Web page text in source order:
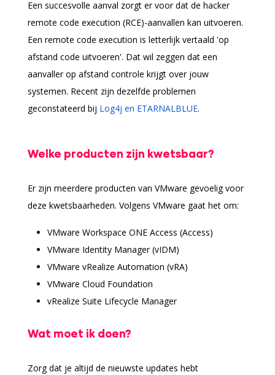
Een succesvolle aanval zorgt er voor dat de hacker
remote code execution (RCE)-aanvallen kan uitvoeren.
Een remote code execution is letterlijk vertaald 'op
afstand code uitvoeren'. Dat wil zeggen dat een
aanvaller op afstand controle krijgt over jouw
systemen. Recent zijn dezelfde problemen
geconstateerd bij Log4j en ETARNALBLUE.
Welke producten zijn kwetsbaar?
Er zijn meerdere producten van VMware gevoelig voor
deze kwetsbaarheden. Volgens VMware gaat het om:
VMware Workspace ONE Access (Access)
VMware Identity Manager (vIDM)
VMware vRealize Automation (vRA)
VMware Cloud Foundation
vRealize Suite Lifecycle Manager
Wat moet ik doen?
Zorg dat je altijd de nieuwste updates hebt